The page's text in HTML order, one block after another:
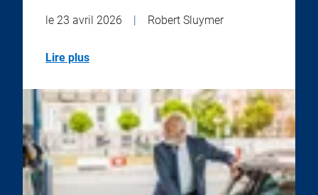
le 23 avril 2026 | Robert Sluymer
Lire plus